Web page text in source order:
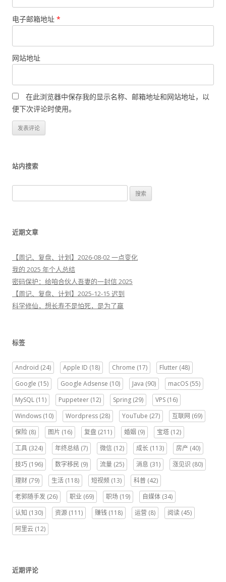
电子邮箱地址 *
网站地址
在此浏览器中保存我的显示名称、邮箱地址和网站地址，以
便下次评论时使用。
站内搜索
索
近期文章
【周记、复盘、计划】2026-08-02 一点变化
我的 2025 年个人总结
密码保护：给咱合伙人吾妻的一封信 2025
【周记、复盘、计划】2025-12-15 迟到
科学修仙，想长寿不是怕死，是为了赢
标签
Android (24) Apple ID (18) Chrome (17) Flutter (48)
Google (15) Google Adsense (10) Java (90) macOS (55)
MySQL (11) Puppeteer (12) Spring (29) VPS (16)
Windows (10) Wordpress (28) YouTube (27) 互联网 (69)
保险 (8) 图片 (16) 复盘 (211) 婚姻 (9) 宝塔 (12)
工具 (324) 年终总结 (7) 微信 (12) 成长 (113) 房产 (40)
技巧 (196) 数字移民 (9) 流量 (25) 消息 (31) 涨见识 (80)
理财 (79) 生活 (118) 短视频 (13) 科普 (42)
老郭随手发 (26) 职业 (69) 职场 (19) 自媒体 (34)
认知 (130) 资源 (111) 赚钱 (118) 运营 (8) 阅读 (45)
阿里云 (12)
近期评论